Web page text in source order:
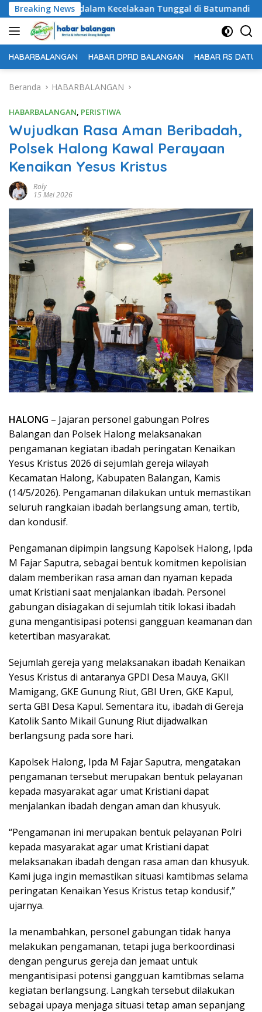
Langsung
ke
konten
Breaking News
Dunia dalam Kecelakaan Tunggal di Batumandi
HABARBALANGAN HABAR DPRD BALANGAN HABAR RS DATU
Beranda HABARBALANGAN
HABARBALANGAN, PERISTIWA
Wujudkan Rasa Aman Beribadah,
Polsek Halong Kawal Perayaan
Kenaikan Yesus Kristus
Roly
15 Mei 2026
HALONG – Jajaran personel gabungan Polres
Balangan dan Polsek Halong melaksanakan
pengamanan kegiatan ibadah peringatan Kenaikan
Yesus Kristus 2026 di sejumlah gereja wilayah
Kecamatan Halong, Kabupaten Balangan, Kamis
(14/5/2026). Pengamanan dilakukan untuk memastikan
seluruh rangkaian ibadah berlangsung aman, tertib,
dan kondusif.
Pengamanan dipimpin langsung Kapolsek Halong, Ipda
M Fajar Saputra, sebagai bentuk komitmen kepolisian
dalam memberikan rasa aman dan nyaman kepada
umat Kristiani saat menjalankan ibadah. Personel
gabungan disiagakan di sejumlah titik lokasi ibadah
guna mengantisipasi potensi gangguan keamanan dan
ketertiban masyarakat.
Sejumlah gereja yang melaksanakan ibadah Kenaikan
Yesus Kristus di antaranya GPDI Desa Mauya, GKII
Mamigang, GKE Gunung Riut, GBI Uren, GKE Kapul,
serta GBI Desa Kapul. Sementara itu, ibadah di Gereja
Katolik Santo Mikail Gunung Riut dijadwalkan
berlangsung pada sore hari.
Kapolsek Halong, Ipda M Fajar Saputra, mengatakan
pengamanan tersebut merupakan bentuk pelayanan
kepada masyarakat agar umat Kristiani dapat
menjalankan ibadah dengan aman dan khusyuk.
“Pengamanan ini merupakan bentuk pelayanan Polri
kepada masyarakat agar umat Kristiani dapat
melaksanakan ibadah dengan rasa aman dan khusyuk.
Kami juga ingin memastikan situasi kamtibmas selama
peringatan Kenaikan Yesus Kristus tetap kondusif,”
ujarnya.
Ia menambahkan, personel gabungan tidak hanya
melakukan pengamanan, tetapi juga berkoordinasi
dengan pengurus gereja dan jemaat untuk
mengantisipasi potensi gangguan kamtibmas selama
kegiatan berlangsung. Langkah tersebut dilakukan
sebagai upaya menjaga situasi tetap aman sepanjang